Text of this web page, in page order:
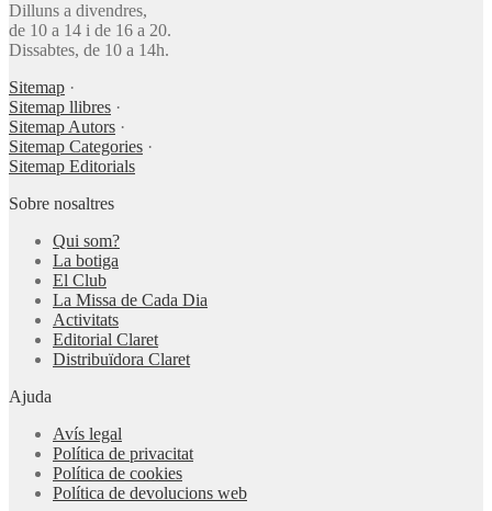
Dilluns a divendres,
de 10 a 14 i de 16 a 20.
Dissabtes, de 10 a 14h.
Sitemap ·
Sitemap llibres ·
Sitemap Autors ·
Sitemap Categories ·
Sitemap Editorials
Sobre nosaltres
Qui som?
La botiga
El Club
La Missa de Cada Dia
Activitats
Editorial Claret
Distribuïdora Claret
Ajuda
Avís legal
Política de privacitat
Política de cookies
Política de devolucions web